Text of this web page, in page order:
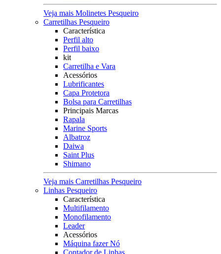
Veja mais Molinetes Pesqueiro
Carretilhas Pesqueiro
Característica
Perfil alto
Perfil baixo
kit
Carretilha e Vara
Acessórios
Lubrificantes
Capa Protetora
Bolsa para Carretilhas
Principais Marcas
Rapala
Marine Sports
Albatroz
Daiwa
Saint Plus
Shimano
Veja mais Carretilhas Pesqueiro
Linhas Pesqueiro
Característica
Multifilamento
Monofilamento
Leader
Acessórios
Máquina fazer Nó
Contador de Linhas